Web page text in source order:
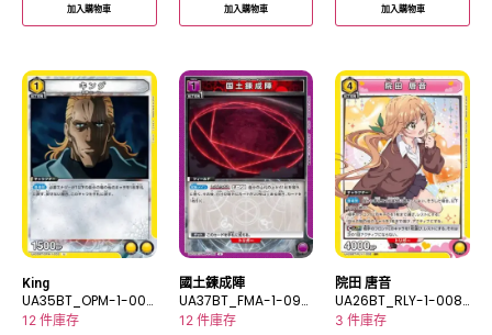
加入購物車 加入購物車 加入購物車
King
UA35BT_OPM-1-003
U
12 件庫存
國土鍊成陣
UA37BT_FMA-1-095
U
12 件庫存
院田 唐音
UA26BT_RLY-1-008
SR
3 件庫存